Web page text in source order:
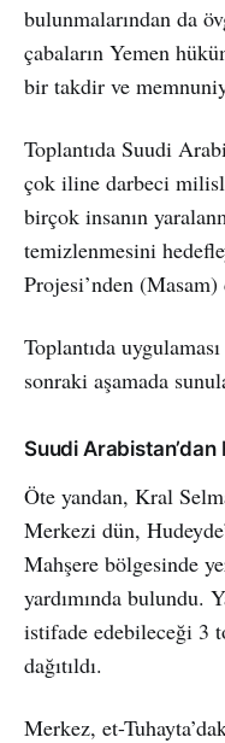
bulunmalarından da
çabaların Yemen
bir takdir ve
Toplantıda Suudi
çok iline darbeci
birçok insanın
temizlenmesini
Projesi’nden
Toplantıda
sonraki aşamada
Suudi Arabistan’dan
Öte yandan, Kral
Merkezi dün,
Mahşere bölgesinde
yardımında bulundu.
istifade edebileceği 3
dağıtıldı.
Merkez, et-